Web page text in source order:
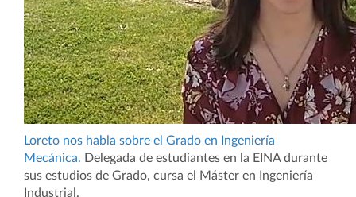
Loreto nos habla sobre el Grado en Ingeniería
Mecánica. Delegada de estudiantes en la EINA durante
sus estudios de Grado, cursa el Máster en Ingeniería
Industrial.